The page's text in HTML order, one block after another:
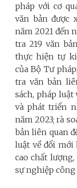
pháp với cơ
văn bản được
năm 2021 đến
tra 219 văn
thực hiện tự
của Bộ Tư
tra văn bản
sách, pháp
và phát triển
năm 2023; rà
bản liên quan
luật về đổi mới
cao chất
sự nghiệp công